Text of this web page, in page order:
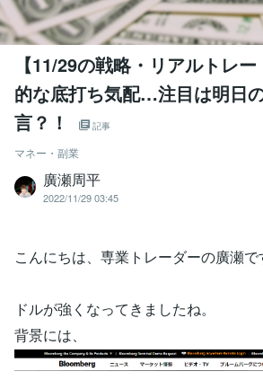
【11/29の戦略・リアルトレ
的な底打ち気配…注目は明日
言？！
記事
マネー・副業
廣瀬周平
2022/11/29 03:45
こんにちは、専業トレーダーの廣瀬で
ドルが強くなってきましたね。
背景には、